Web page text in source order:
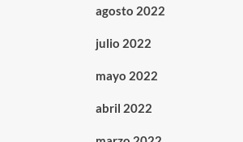
agosto 2022
julio 2022
mayo 2022
abril 2022